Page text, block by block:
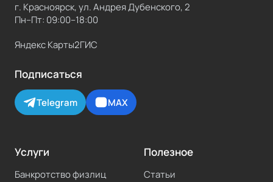
г. Красноярск, ул. Андрея Дубенского, 2
Пн–Пт: 09:00–18:00
Яндекс Карты2ГИС
Подписаться
Telegram MAX
Услуги
Банкротство физлиц
Полезное
Статьи